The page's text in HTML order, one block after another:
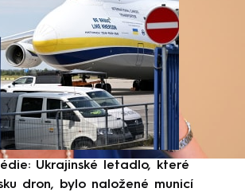
Ukrajinské letadlo, které
dron, bylo naložené municí